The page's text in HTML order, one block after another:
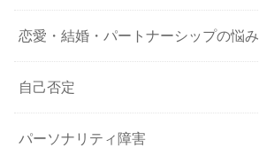
恋愛・結婚・パートナーシップの悩み
自己否定
パーソナリティ障害